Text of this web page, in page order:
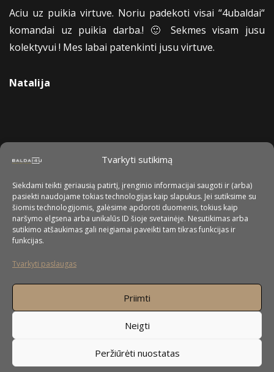
Tvarkyti sutikimą
Siekdami teikti geriausią patirtį, įrenginio informacijai saugoti ir (arba)
pasiekti naudojame tokias technologijas kaip slapukus. Jei sutiksime su
šiomis technologijomis, galėsime apdoroti duomenis, tokius kaip
naršymo elgsena arba unikalūs ID šioje svetainėje. Nesutikimas arba
sutikimo atšaukimas gali neigiamai paveikti tam tikras funkcijas ir
funkcijas.
Tvarkyti paslaugas
Priimti
Neigti
Peržiūrėti nuostatas
Aciu uz puikia virtuve. Noriu padekoti visai “4ubaldai“
komandai uz puikia darba.! 🙂 Sekmes visam jusu
kolektyvui ! Mes labai patenkinti jusu virtuve.
Natalija